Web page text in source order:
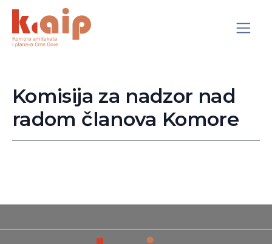
Komisija za nadzor nad
radom članova Komore